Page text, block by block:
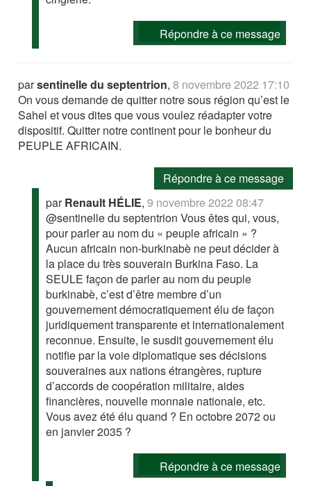
Répondre à ce message
parsentinelle du septentrion,8 novembre 2022 17:10
On vous demande de quitter notre sous région qu’est le
Sahel et vous dites que vous voulez réadapter votre
dispositif. Quitter notre continent pour le bonheur du
PEUPLE AFRICAIN.
Répondre à ce message
parRenault HÉLIE,9 novembre 2022 08:47
@sentinelle du septentrion Vous êtes qui, vous,
pour parler au nom du « peuple africain » ?
Aucun africain non-burkinabè ne peut décider à
la place du très souverain Burkina Faso. La
SEULE façon de parler au nom du peuple
burkinabè, c’est d’être membre d’un
gouvernement démocratiquement élu de façon
juridiquement transparente et internationalement
reconnue. Ensuite, le susdit gouvernement élu
notifie par la voie diplomatique ses décisions
souveraines aux nations étrangères, rupture
d’accords de coopération militaire, aides
financières, nouvelle monnaie nationale, etc.
Vous avez été élu quand ? En octobre 2072 ou
en janvier 2035 ?
Répondre à ce message